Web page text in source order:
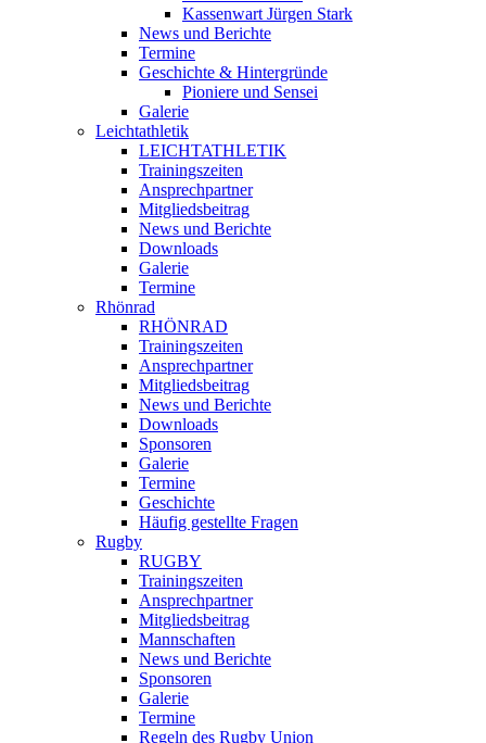
Kassenwart Jürgen Stark
News und Berichte
Termine
Geschichte & Hintergründe
Pioniere und Sensei
Galerie
Leichtathletik
LEICHTATHLETIK
Trainingszeiten
Ansprechpartner
Mitgliedsbeitrag
News und Berichte
Downloads
Galerie
Termine
Rhönrad
RHÖNRAD
Trainingszeiten
Ansprechpartner
Mitgliedsbeitrag
News und Berichte
Downloads
Sponsoren
Galerie
Termine
Geschichte
Häufig gestellte Fragen
Rugby
RUGBY
Trainingszeiten
Ansprechpartner
Mitgliedsbeitrag
Mannschaften
News und Berichte
Sponsoren
Galerie
Termine
Regeln des Rugby Union